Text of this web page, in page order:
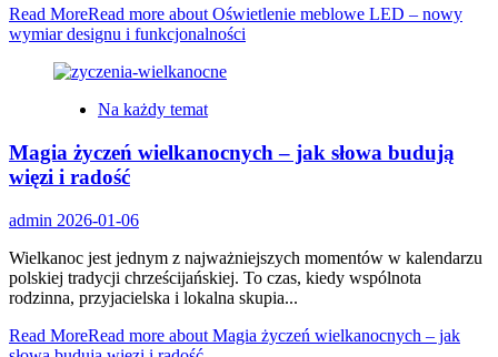
Read MoreRead more about Oświetlenie meblowe LED – nowy
wymiar designu i funkcjonalności
Na każdy temat
Magia życzeń wielkanocnych – jak słowa budują
więzi i radość
admin 2026-01-06
Wielkanoc jest jednym z najważniejszych momentów w kalendarzu
polskiej tradycji chrześcijańskiej. To czas, kiedy wspólnota
rodzinna, przyjacielska i lokalna skupia...
Read MoreRead more about Magia życzeń wielkanocnych – jak